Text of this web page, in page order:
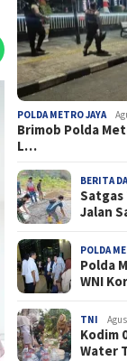
POLDA METRO JAYA
Brimob Polda
L…
BERITA
Satgas
Jalan
POLDA
Polda
WNI
TNI
Kodim
Water